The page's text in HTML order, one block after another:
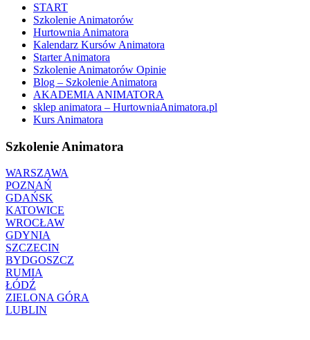
START
Szkolenie Animatorów
Hurtownia Animatora
Kalendarz Kursów Animatora
Starter Animatora
Szkolenie Animatorów Opinie
Blog – Szkolenie Animatora
AKADEMIA ANIMATORA
sklep animatora – HurtowniaAnimatora.pl
Kurs Animatora
Szkolenie Animatora
WARSZAWA
POZNAŃ
GDAŃSK
KATOWICE
WROCŁAW
GDYNIA
SZCZECIN
BYDGOSZCZ
RUMIA
ŁÓDŹ
ZIELONA GÓRA
LUBLIN